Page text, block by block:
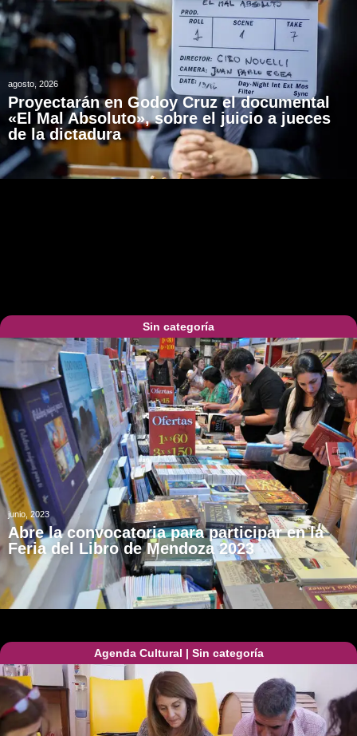
agosto, 2026
Proyectarán en Godoy Cruz el documental
«El Mal Absoluto», sobre el juicio a jueces
de la dictadura
Sin categoría
junio, 2023
Abre la convocatoria para participar en la
Feria del Libro de Mendoza 2023
Agenda Cultural | Sin categoría